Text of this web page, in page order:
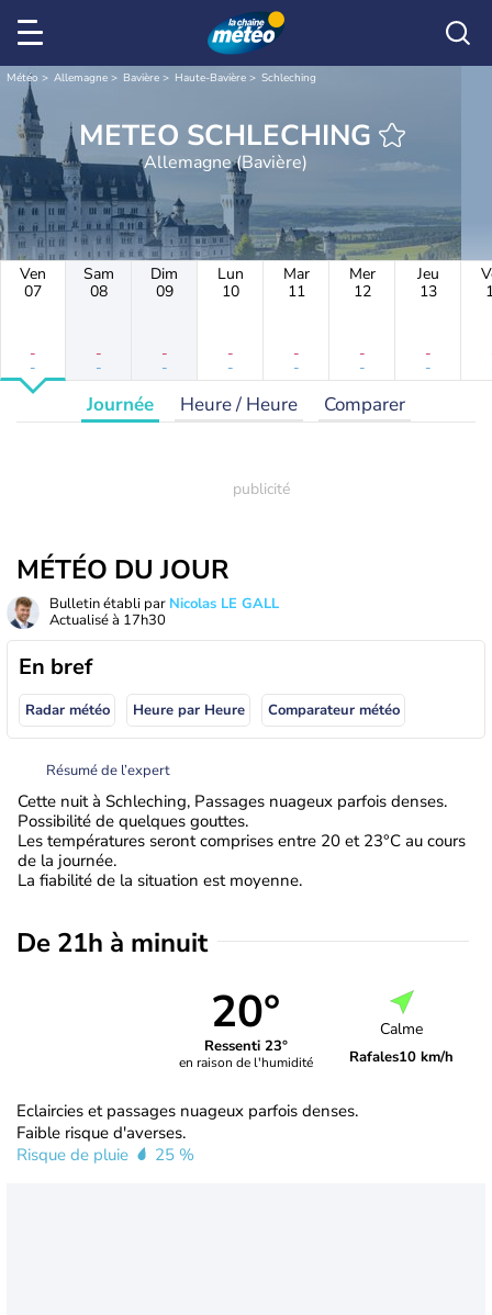
Météo Allemagne Bavière Haute-Bavière Schleching
METEO SCHLECHING
Allemagne (Bavière)
Ven
07
-
-
Sam
08
-
-
Dim
09
-
-
Lun
10
-
-
Mar
11
-
-
Mer
12
-
-
Jeu
13
-
-
Journée Heure / Heure Comparer
MÉTÉO DU JOUR
Bulletin établi par Nicolas LE GALL
Actualisé à 17h30
En bref
Radar météo Heure par Heure Comparateur météo
Résumé de l’expert
Cette nuit à Schleching, Passages nuageux parfois denses.
Possibilité de quelques gouttes.
Les températures seront comprises entre 20 et 23°C au cours
de la journée.
La fiabilité de la situation est moyenne.
De 21h à minuit
20°
Ressenti 23°
en raison de l'humidité
Calme
Rafales10 km/h
Eclaircies et passages nuageux parfois denses.
Faible risque d'averses.
Risque de pluie
25 %